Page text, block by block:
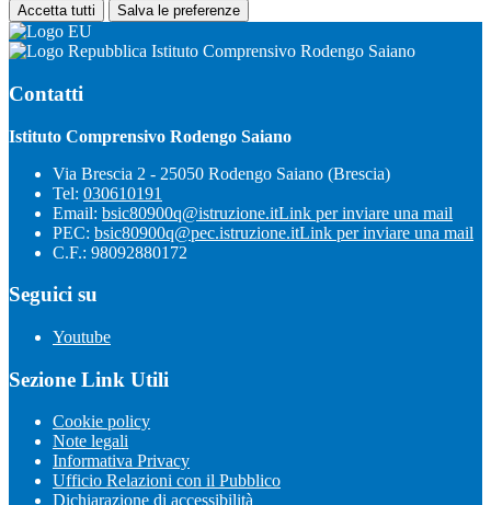
Accetta tutti Salva le preferenze
Istituto Comprensivo Rodengo Saiano
Contatti
Istituto Comprensivo Rodengo Saiano
Via Brescia 2 - 25050 Rodengo Saiano (Brescia)
Tel: 030610191
Email: bsic80900q@istruzione.itLink per inviare una mail
PEC: bsic80900q@pec.istruzione.itLink per inviare una mail
C.F.: 98092880172
Seguici su
Youtube
Sezione Link Utili
Cookie policy
Note legali
Informativa Privacy
Ufficio Relazioni con il Pubblico
Dichiarazione di accessibilità